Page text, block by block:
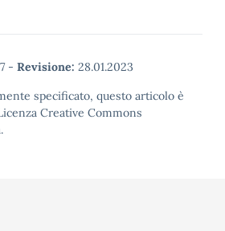
- Revisione: 28.01.2023
specificato, questo articolo è
Creative Commons